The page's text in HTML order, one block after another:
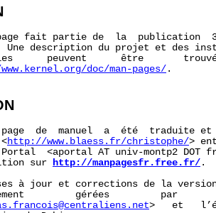
fait partie de  la  publication
Une description du projet et des
peuvent      être
doc/man-pages/ .
de  manuel  a  été  traduite
http://www.blaess.fr/christophe/>
<aportal AT univ-montp2 DOT
sur
http://manpagesfr.free.fr/ .
à jour et corrections de la
gérées         par
>   et